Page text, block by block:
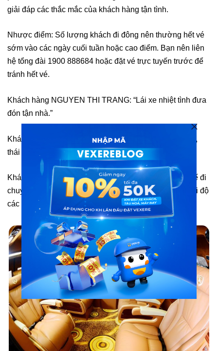
giải đáp các thắc mắc của khách hàng tận tình.
Nhược điểm: Số lượng khách đi đông nên thường hết vé
sớm vào các ngày cuối tuần hoặc cao điểm. Bạn nên liên
hệ tổng đài 1900 888684 hoặc đặt vé trực tuyến trước để
tránh hết vé.
Khách hàng NGUYEN THI TRANG: “Lái xe nhiệt tình đưa
đón tận nhà.”
Khách hàng
Bạn tài xế trẻ tên Hạnh rất dễ mến,
thái độ phục vụ tốt, chăm sóc khách thân thiện
Khách hàng N. Tiên : “Xe ghế êm massage ngon .Tài xế đi
chuyến 7h tối rất ok, chạy tốt an toàn chiều khách . Thái độ
các nv lịch sự dù xe vắng nhưng vẫn tôn trọng khách